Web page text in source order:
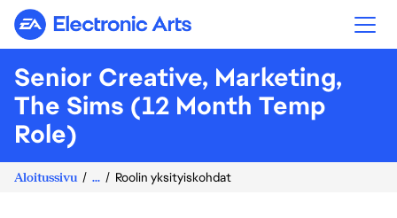
Electronic Arts
Senior Creative, Marketing,
The Sims (12 Month Temp
Role)
Aloitussivu ... Roolin yksityiskohdat